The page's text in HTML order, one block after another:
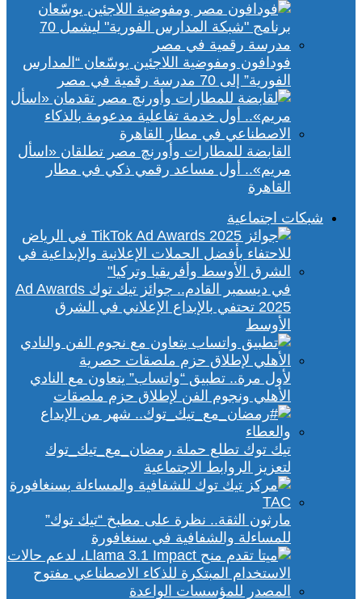
فودافون ومفوضية اللاجئين يوسّعان “المدارس
الفورية” إلى 70 مدرسة رقمية في مصر
القابضة للمطارات وأورنچ مصر تطلقان «اسأل
مريم».. أول مساعد رقمي ذكي في مطار
القاهرة
شبكات اجتماعية
في ديسمبر القادم.. جوائز تيك توك Ad Awards
2025 تحتفي بالإبداع الإعلاني في الشرق
الأوسط
لأول مرة.. تطبيق “واتساب” يتعاون مع النادي
الأهلي ونجوم الفن لإطلاق حزم ملصقات
تيك توك تطلع حملة رمضان_مع_تيك_توك
لتعزيز الروابط الاجتماعية
مارثون الثقة.. نظرة على مطبخ “تيك توك”
للمساءلة والشفافية في سنغافورة